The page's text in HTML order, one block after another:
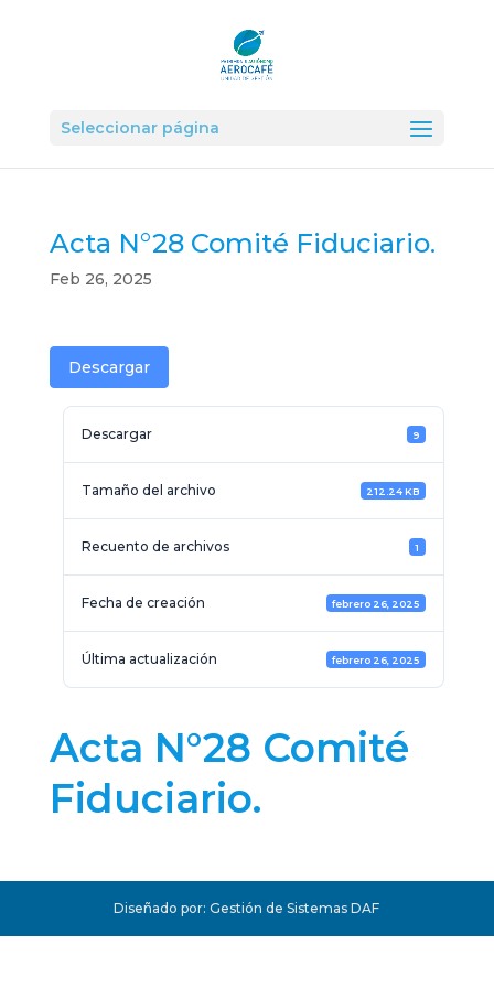
Seleccionar página
Acta N°28 Comité Fiduciario.
Feb 26, 2025
Descargar
Descargar 9
Tamaño del archivo 212.24 KB
Recuento de archivos 1
Fecha de creación febrero 26, 2025
Última actualización febrero 26, 2025
Acta N°28 Comité
Fiduciario.
Diseñado por: Gestión de Sistemas DAF